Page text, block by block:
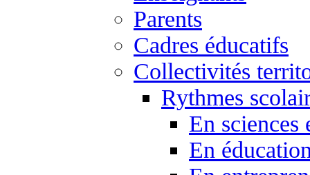
Parents
Cadres éducatifs
Collectivités
Rythmes
En sciences
En